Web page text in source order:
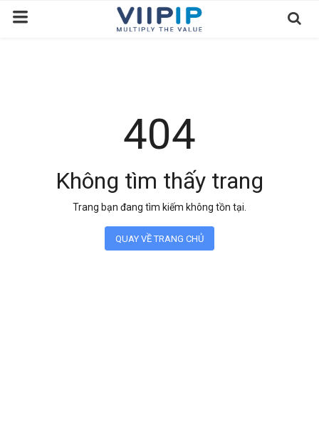
Tầm nhìn
Quy Trình/Hướng Dẫn Đầu Tư
404
Không tìm thấy trang
Trang bạn đang tìm kiếm không tồn tại.
QUAY VỀ TRANG CHỦ